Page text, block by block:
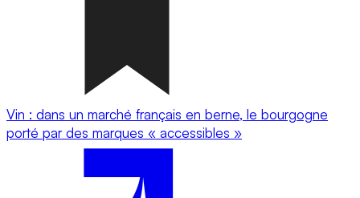
Vin : dans un marché français en berne, le bourgogne
porté par des marques « accessibles »